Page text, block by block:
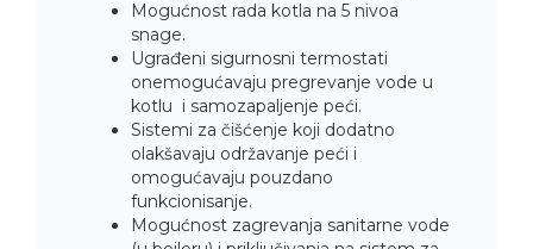
Mogućnost rada kotla na 5 nivoa
snage.
Ugrađeni sigurnosni termostati
onemogućavaju pregrevanje vode u
kotlu i samozapaljenje peći.
Sistemi za čišćenje koji dodatno
olakšavaju održavanje peći i
omogućavaju pouzdano
funkcionisanje.
Mogućnost zagrevanja sanitarne vode